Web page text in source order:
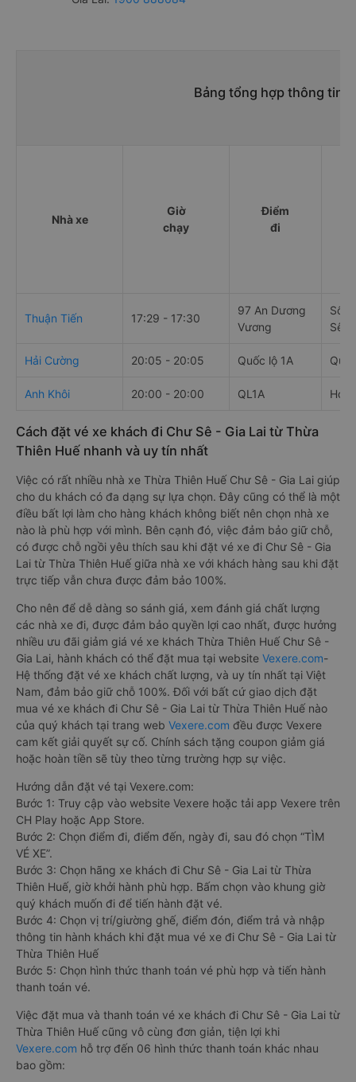
Bảng tổng hợp thông tin
Nhà xe
Giờ
chạy
Điểm
đi
Thuận Tiến 17:29 - 17:30
97 An Dương
Vương
Số
Sê,
Hải Cường 20:05 - 20:05 Quốc lộ 1A
Anh Khôi 20:00 - 20:00 QL1A Hoà
Cách đặt vé xe khách đi Chư Sê - Gia Lai từ Thừa
Thiên Huế nhanh và uy tín nhất
Việc có rất nhiều nhà xe Thừa Thiên Huế Chư Sê - Gia Lai giúp
cho du khách có đa dạng sự lựa chọn. Đây cũng có thể là một
điều bất lợi làm cho hàng khách không biết nên chọn nhà xe
nào là phù hợp với mình. Bên cạnh đó, việc đảm bảo giữ chỗ,
có được chỗ ngồi yêu thích sau khi đặt vé xe đi Chư Sê - Gia
Lai từ Thừa Thiên Huế giữa nhà xe với khách hàng sau khi đặt
trực tiếp vẫn chưa được đảm bảo 100%.
Cho nên để dễ dàng so sánh giá, xem đánh giá chất lượng
các nhà xe đi, được đảm bảo quyền lợi cao nhất, được hưởng
nhiều ưu đãi giảm giá vé xe khách Thừa Thiên Huế Chư Sê -
Gia Lai, hành khách có thể đặt mua tại website Vexere.com-
Hệ thống đặt vé xe khách chất lượng, và uy tín nhất tại Việt
Nam, đảm bảo giữ chỗ 100%. Đối với bất cứ giao dịch đặt
mua vé xe khách đi Chư Sê - Gia Lai từ Thừa Thiên Huế nào
của quý khách tại trang web Vexere.com đều được Vexere
cam kết giải quyết sự cố. Chính sách tặng coupon giảm giá
hoặc hoàn tiền sẽ tùy theo từng trường hợp sự việc.
Hướng dẫn đặt vé tại Vexere.com:
Bước 1: Truy cập vào website Vexere hoặc tải app Vexere trên
CH Play hoặc App Store.
Bước 2: Chọn điểm đi, điểm đến, ngày đi, sau đó chọn “TÌM
VÉ XE”.
Bước 3: Chọn hãng xe khách đi Chư Sê - Gia Lai từ Thừa
Thiên Huế, giờ khởi hành phù hợp. Bấm chọn vào khung giờ
quý khách muốn đi để tiến hành đặt vé.
Bước 4: Chọn vị trí/giường ghế, điểm đón, điểm trả và nhập
thông tin hành khách khi đặt mua vé xe đi Chư Sê - Gia Lai từ
Thừa Thiên Huế
Bước 5: Chọn hình thức thanh toán vé phù hợp và tiến hành
thanh toán vé.
Việc đặt mua và thanh toán vé xe khách đi Chư Sê - Gia Lai từ
Thừa Thiên Huế cũng vô cùng đơn giản, tiện lợi khi
Vexere.com hỗ trợ đến 06 hình thức thanh toán khác nhau
bao gồm: